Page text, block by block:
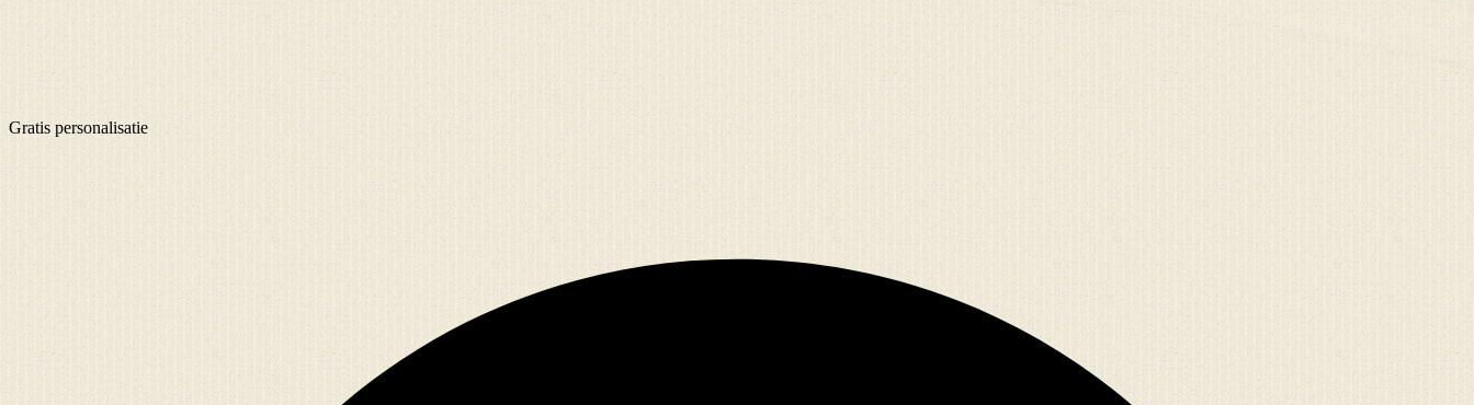
Gratis personalisatie